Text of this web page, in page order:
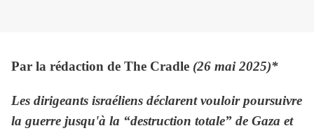
Par la rédaction de The Cradle (26 mai 2025)*
Les dirigeants israéliens déclarent vouloir poursuivre
la guerre jusqu'à la “destruction totale” de Gaza et